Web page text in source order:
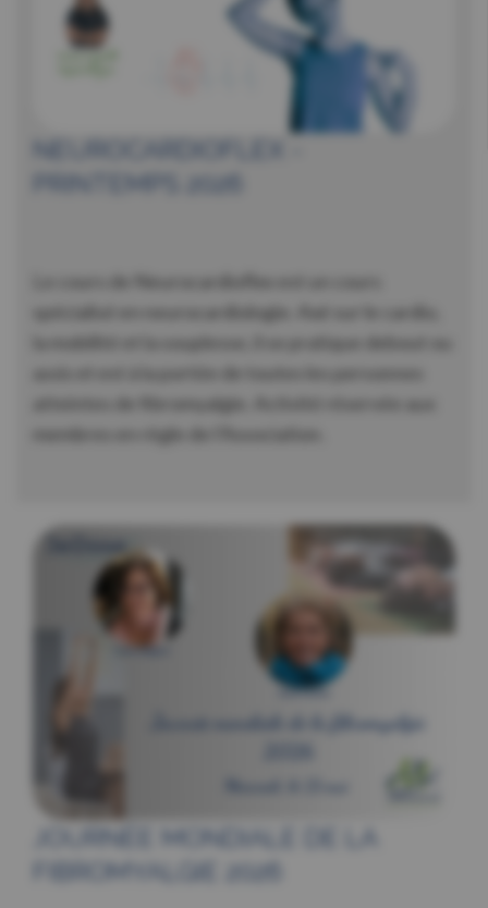
NEUROCARDIOFLEX -
spécialisé en neurocardiologie. Axé sur le cardio,
la mobilité et la souplesse, il se pratique debout ou
atteintes de fibromyalgie. Activité réservée aux
membres en règle de l’Association.
FIBROMYALGIE 2026